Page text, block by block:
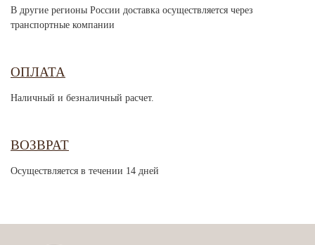
В другие регионы России доставка осуществляется через
транспортные компании
ОПЛАТА
Наличный и безналичный расчет.
ВОЗВРАТ
Осуществляется в течении 14 дней